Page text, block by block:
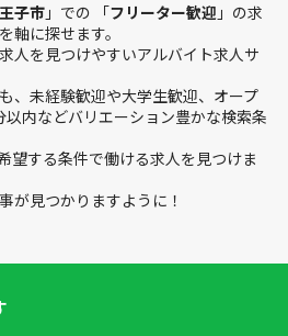
子市 」での 「フリーター歓迎 」の求
軸に探せます。
人を見つけやすいアルバイト求人サ
、未経験歓迎や大学生歓迎、オープ
内などバリエーション豊かな検索条
望する条件で働ける求人を見つけま
が見つかりますように！